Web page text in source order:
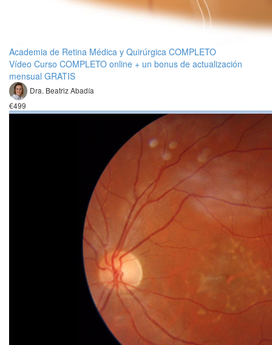
Academia de Retina Médica y Quirúrgica COMPLETO
Vídeo Curso COMPLETO online + un bonus de actualización
mensual GRATIS
Dra. Beatriz Abadía
€499